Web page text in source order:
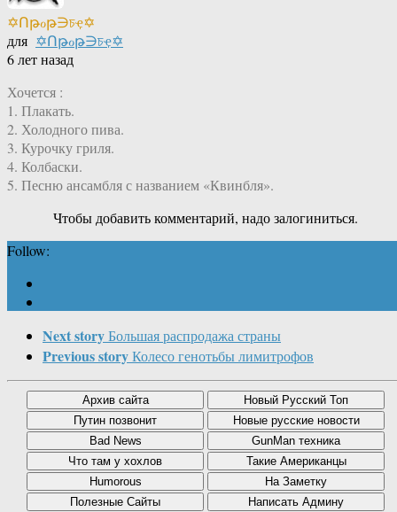
✡Ոթℴթ∋চҿ✡
для ✡Ոթℴթ∋চҿ✡
6 лет назад
Хочется :
1. Плакать.
2. Холодного пива.
3. Курочку гриля.
4. Колбаски.
5. Песню ансамбля с названием «Квинбля».
Чтобы добавить комментарий, надо залогиниться.
Follow:
Next storyБольшая распродажа страны
Previous storyКолесо генотьбы лимитрофов